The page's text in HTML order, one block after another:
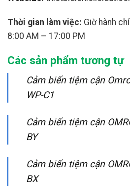
Thời gian làm việc: Giờ hành
8:00 AM – 17:00 PM
Các sản phẩm tương tự
Cảm biến tiệm cận
WP-C1
Cảm biến tiệm cận
BY
Cảm biến tiệm cận
BX